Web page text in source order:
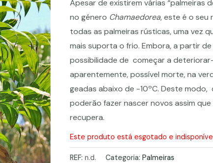
Apesar de existirem várias “palmeiras
no género Chamaedorea, este é o seu
todas as palmeiras rústicas, uma vez
mais suporta o frio. Embora, a partir
possibilidade de começar a
aparentemente, possível morte, na
geadas abaixo de -10ºC. Deste
poderão fazer nascer novos assim
recupera.
Este produto está esgotado e
REF:n.d. Categoria:Palmeiras